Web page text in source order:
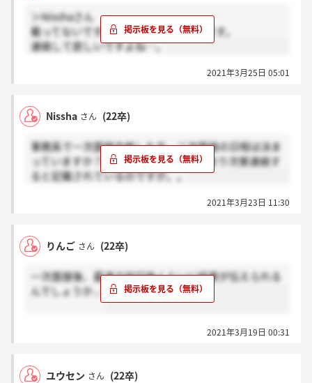
＞Nisshaさん
載ってないです。私もずーっと待ってます。
連絡して欲しいですよね…。
2021年3月25日 05:01
Nissha さん (22卒)
事務系で一次面接合格した方、二次面接の日程は決ま
っていますか？私のマイページには決まり次第連絡す
ると記載されているのですが。。
2021年3月23日 11:30
りんご さん (22卒)
一次面接後、最速で何日後くらいに結果が伝えられる
んでしょうか...?
2021年3月19日 00:31
ユウセン さん (22卒)